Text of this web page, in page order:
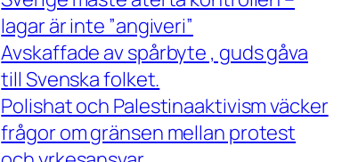
lagar är inte ”angiveri”
Avskaffade av spårbyte , guds gåva
till Svenska folket.
Polishat och Palestinaaktivism väcker
frågor om gränsen mellan protest